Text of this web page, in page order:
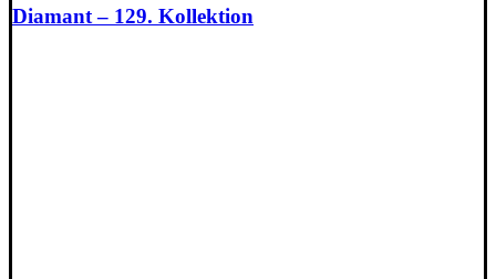
Diamant – 129. Kollektion